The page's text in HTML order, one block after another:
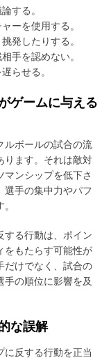
する。
ーを使用する。
発したりする。
手を認めない。
らせる。
ゲームに与える
ルボールの試合の流
ります。それは敵対
ンシップを低下さ
選手の集中力やパフ
する行動は、ポイン
をもたらす可能性が
だけでなく、試合の
手の順位に影響を及
な誤解
に反する行動を正当